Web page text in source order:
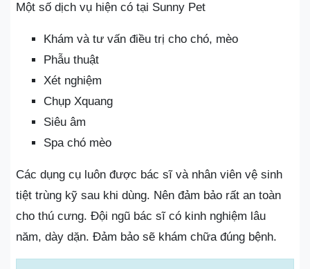
Một số dịch vụ hiện có tại Sunny Pet
Khám và tư vấn điều trị cho chó, mèo
Phẫu thuật
Xét nghiệm
Chụp Xquang
Siêu âm
Spa chó mèo
Các dụng cụ luôn được bác sĩ và nhân viên vệ sinh
tiệt trùng kỹ sau khi dùng. Nên đảm bảo rất an toàn
cho thú cưng. Đội ngũ bác sĩ có kinh nghiệm lâu
năm, dày dặn. Đảm bảo sẽ khám chữa đúng bệnh.